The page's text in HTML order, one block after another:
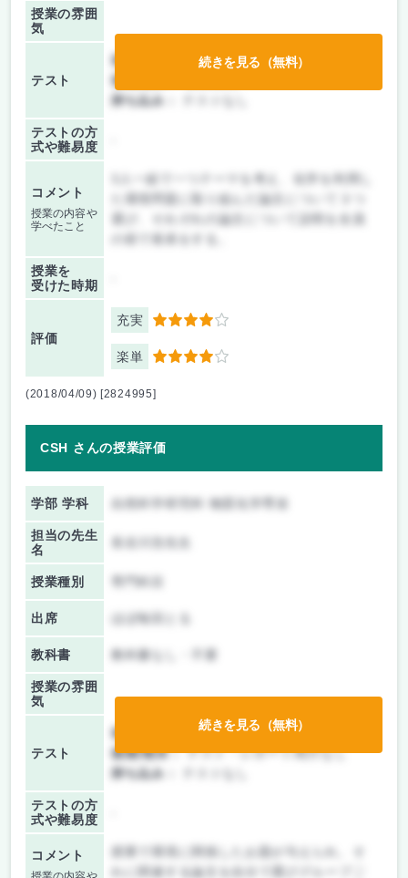
授業の雰囲
気
テスト
前期/中間：
レポートのみ
後期/期末：
持ち込み：
テストの方
式や難易度
コメント
授業の内容や
学べたこと
3人一組で一つテーマを考え、化学を利用し
た環境問題に取り組んだ論文について３つ
選び、それぞれの論文について説明を全員
授業を
受けた時期
評価
充実 4
楽単 4
続きを見る（無料）
(2018/04/09) [2824995]
CSH さんの授業評価
学部 学科 自然科学研究科 物質化学専攻
担当の先生
名
授業種別
出席 ほぼ毎回とる
教科書 教科書なし・不要
授業の雰囲
気
テスト
前期/中間：
テスト・レポート両方なし
後期/期末：テスト・レポート両方なし
持ち込み：
テストの方
式や難易度
コメント
れに関連する論文を自分で選びグループご
続きを見る（無料）